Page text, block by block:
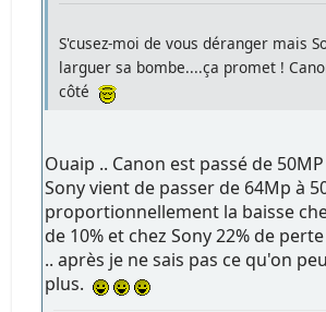
S'cusez-moi de vous déranger mais
larguer sa bombe....ça promet !
côté
Ouaip .. Canon est passé de
Sony vient de passer de 64Mp à
proportionnellement la baisse
de 10% et chez Sony 22% de
.. après je ne sais pas ce qu'on
plus.